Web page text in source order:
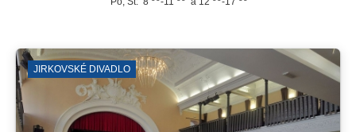
JIRKOVSKÉ DIVADLO